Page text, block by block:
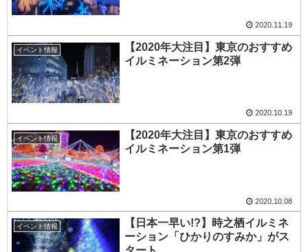
2020.11.19
イベント情報
【2020年大注目】東京のおすすめ
イルミネーション第2弾
2020.10.19
イベント情報
【2020年大注目】東京のおすすめ
イルミネーション第1弾
2020.10.08
イベント情報
【日本一早い!?】時之栖イルミネ
ーション「ひかりのすみか」がス